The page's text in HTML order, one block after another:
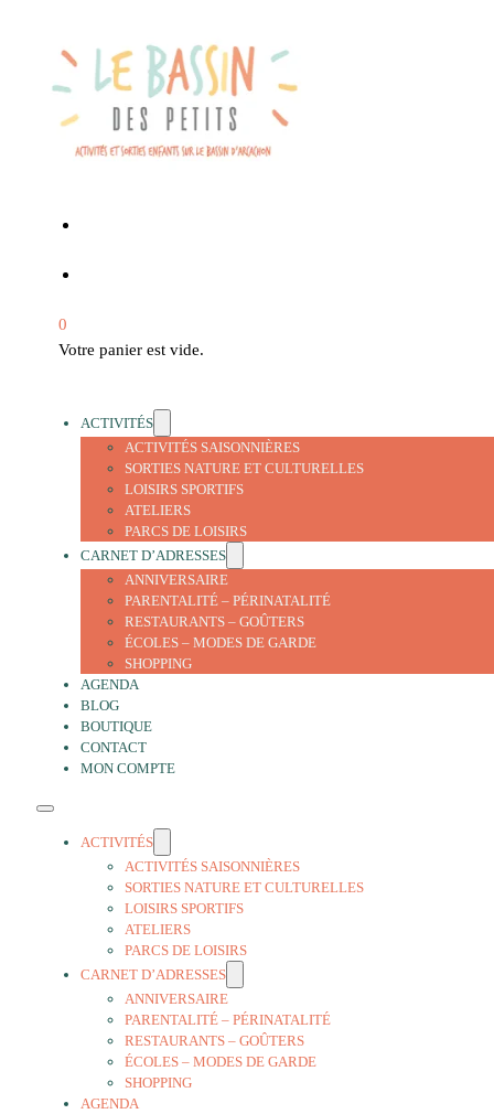
0
Votre panier est vide.
ACTIVITÉS
ACTIVITÉS SAISONNIÈRES
SORTIES NATURE ET CULTURELLES
LOISIRS SPORTIFS
ATELIERS
PARCS DE LOISIRS
CARNET D’ADRESSES
ANNIVERSAIRE
PARENTALITÉ – PÉRINATALITÉ
RESTAURANTS – GOÛTERS
ÉCOLES – MODES DE GARDE
SHOPPING
AGENDA
BLOG
BOUTIQUE
CONTACT
MON COMPTE
ACTIVITÉS
ACTIVITÉS SAISONNIÈRES
SORTIES NATURE ET CULTURELLES
LOISIRS SPORTIFS
ATELIERS
PARCS DE LOISIRS
CARNET D’ADRESSES
ANNIVERSAIRE
PARENTALITÉ – PÉRINATALITÉ
RESTAURANTS – GOÛTERS
ÉCOLES – MODES DE GARDE
SHOPPING
AGENDA